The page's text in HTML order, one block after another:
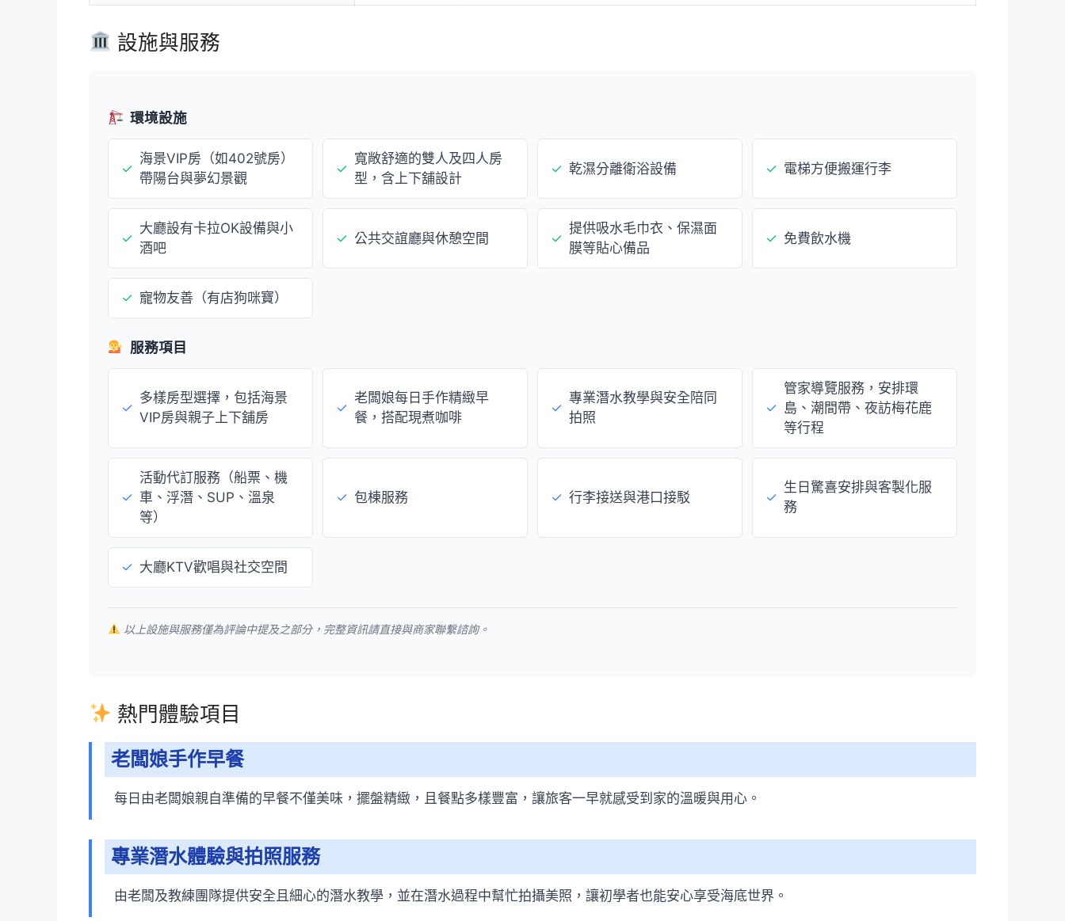
設施與服務
環境設施
✓
海景VIP房（如402號房）
帶陽台與夢幻景觀
✓
寬敞舒適的雙人及四人房
型，含上下舖設計
✓ 乾濕分離衛浴設備 ✓ 電梯方便搬運行李
✓
大廳設有卡拉OK設備與小
酒吧
✓ 公共交誼廳與休憩空間 ✓
提供吸水毛巾衣、保濕面
膜等貼心備品
✓ 免費飲水機
✓ 寵物友善（有店狗咪寶）
服務項目
✓
多樣房型選擇，包括海景
VIP房與親子上下舖房
✓
老闆娘每日手作精緻早
餐，搭配現煮咖啡
✓
專業潛水教學與安全陪同
拍照
✓
管家導覽服務，安排環
島、潮間帶、夜訪梅花鹿
等行程
✓
活動代訂服務（船票、機
車、浮潛、SUP、溫泉
等）
✓ 包棟服務 ✓ 行李接送與港口接駁 ✓
生日驚喜安排與客製化服
務
✓ 大廳KTV歡唱與社交空間
以上設施與服務僅為評論中提及之部分，完整資訊請直接與商家聯繫諮詢。
熱門體驗項目
老闆娘手作早餐
每日由老闆娘親自準備的早餐不僅美味，擺盤精緻，且餐點多樣豐富，讓旅客一早就感受到家的溫暖與用心。
專業潛水體驗與拍照服務
由老闆及教練團隊提供安全且細心的潛水教學，並在潛水過程中幫忙拍攝美照，讓初學者也能安心享受海底世界。